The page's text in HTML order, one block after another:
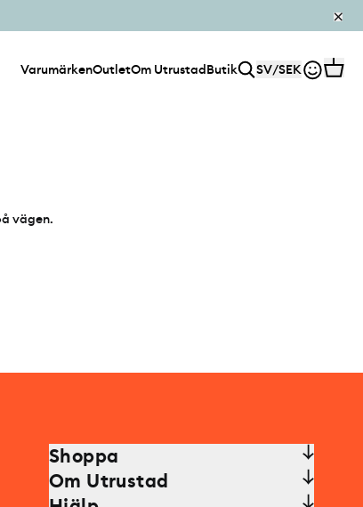
VarumärkenOutletOm UtrustadButik SV/SEK
vägen.
Shoppa
Om Utrustad